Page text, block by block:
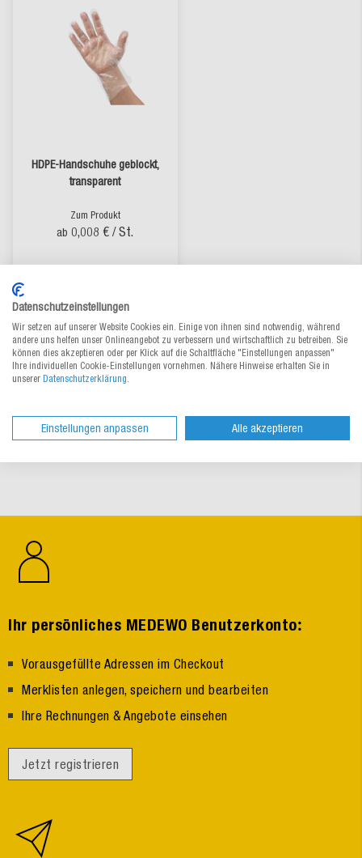
HDPE-Handschuhe geblockt,
transparent
Zum Produkt
ab 0,008 € / St.
Ihr persönliches MEDEWO Benutzerkonto:
Vorausgefüllte Adressen im Checkout
Merklisten anlegen, speichern und bearbeiten
Ihre Rechnungen & Angebote einsehen
Jetzt registrieren
Datenschutzeinstellungen
Wir setzen auf unserer Website Cookies ein. Einige von ihnen sind notwendig, während
andere uns helfen unser Onlineangebot zu verbessern und wirtschaftlich zu betreiben. Sie
können dies akzeptieren oder per Klick auf die Schaltfläche "Einstellungen anpassen"
Ihre individuellen Cookie-Einstellungen vornehmen. Nähere Hinweise erhalten Sie in
unserer Datenschutzerklärung.
Einstellungen anpassen Alle akzeptieren